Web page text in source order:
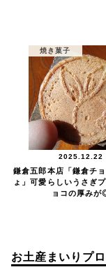
焼き菓子
2025.12.22
鎌倉五郎本店「鎌倉チ
ょ」可愛らしいうさぎ
ョコの厚みが
お土産まいりプ